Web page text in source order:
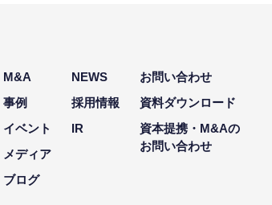
M&A
事例
イベント
メディア
ブログ
NEWS
採用情報
IR
お問い合わせ
資料ダウンロード
資本提携・M&Aの
お問い合わせ